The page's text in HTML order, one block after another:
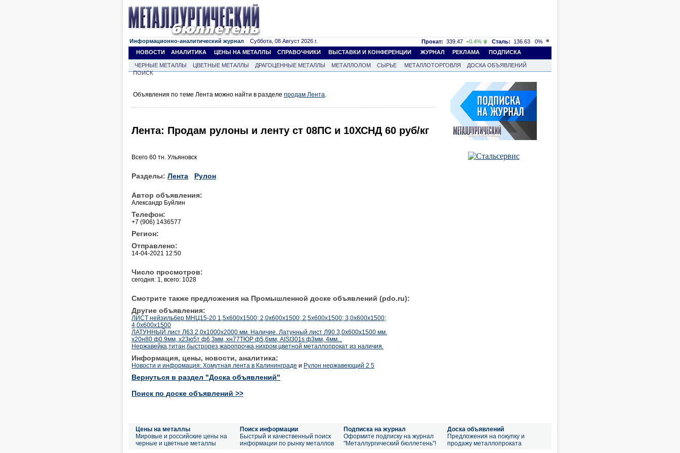
Информационно-аналитический журнал Суббота, 08 Август 2026 г. Прокат: 339.47 +0.4% Сталь: 136.63
0%
НОВОСТИ
АНАЛИТИКА ЦЕНЫ НА МЕТАЛЛЫ СПРАВОЧНИКИ ВЫСТАВКИ И КОНФЕРЕНЦИИ ЖУРНАЛ РЕКЛАМА ПОДПИСКА
ЧЕРНЫЕ МЕТАЛЛЫ ЦВЕТНЫЕ МЕТАЛЛЫ ДРАГОЦЕННЫЕ МЕТАЛЛЫ МЕТАЛЛОЛОМ СЫРЬЕ МЕТАЛЛОТОРГОВЛЯ
ДОСКА ОБЪЯВЛЕНИЙ
ПОИСК
Объявления по теме Лента можно найти в разделе продам Лента.
Лента: Продам рулоны и ленту ст 08ПС и 10ХСНД 60 руб/кг
Всего 60 тн. Ульяновск
Разделы: Лента Рулон
Автор объявления:
Александр Буйлин
Телефон:
+7 (906) 1436577
Регион:
Отправлено:
14-04-2021 12:50
Число просмотров:
сегодня: 1, всего: 1028
Смотрите также предложения на Промышленной доске объявлений (pdo.ru):
Другие объявления:
ЛИСТ нейзильбер МНЦ15-20 1,5х600х1500; 2,0х600х1500; 2,5х600х1500; 3,0х600х1500;
4,0х600х1500
ЛАТУННЫЙ лист Л63 2,0х1000х2000 мм. Наличие. Латунный лист Л90 3,0х600х1500 мм.
х20н80 ф0.9мм, х23ю5т ф6,3мм, хн77ТЮР ф5,6мм, AISI301s ф3мм, 4мм...
Нержавейка,титан,быстрорез,жаропрочка,нихром,цветной металлопрокат из наличия.
Информация, цены, новости, аналитика:
Новости и информация: Хомутная лента в Калининграде и Рулон нержавеющий 2 5
Вернуться в раздел "Доска объявлений"
Поиск по доске объявлений >>
Цены на металлы
Мировые и российские цены на
черные и цветные металлы
Поиск информации
Быстрый и качественный поиск
информации по рынку металлов
Подписка на журнал
Оформите подписку на журнал
"Металлургический бюллетень"!
Доска объявлений
Предложения на покупку и
продажу металлопроката